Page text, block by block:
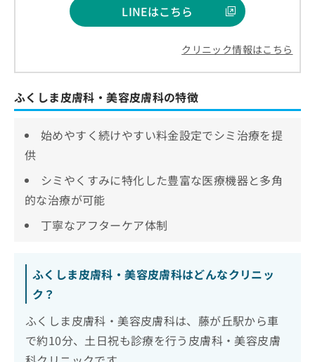
LINEはこちら
クリニック情報はこちら
ふくしま皮膚科・美容皮膚科の特徴
始めやすく続けやすい料金設定でシミ治療を提
供
シミやくすみに特化した豊富な医療機器と多角
的な治療が可能
丁寧なアフターケア体制
ふくしま皮膚科・美容皮膚科はどんなクリニッ
ク？
ふくしま皮膚科・美容皮膚科は、藤が丘駅から車
で約10分、土日祝も診療を行う皮膚科・美容皮膚